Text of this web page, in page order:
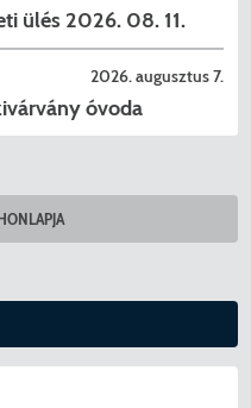
ülés 2026. 08. 11.
2026. augusztus 7.
óvoda